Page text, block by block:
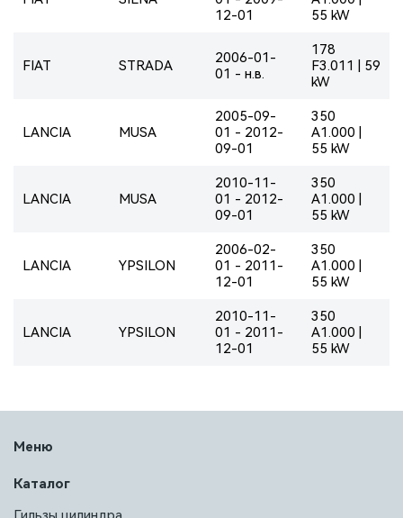
12-01
55 kW
FIAT STRADA
2006-01-
01 - н.в.
178
F3.011 | 59
kW
LANCIA MUSA
2005-09-
01 - 2012-
09-01
350
A1.000 |
55 kW
LANCIA MUSA
2010-11-
01 - 2012-
09-01
350
A1.000 |
55 kW
LANCIA YPSILON
2006-02-
01 - 2011-
12-01
350
A1.000 |
55 kW
LANCIA YPSILON
2010-11-
01 - 2011-
12-01
350
A1.000 |
55 kW
Меню
Каталог